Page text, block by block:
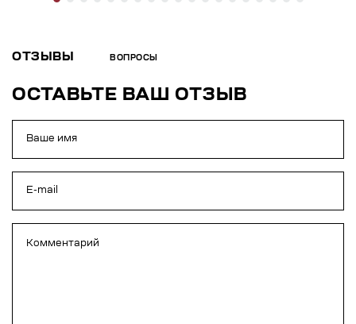
ОТЗЫВЫ ВОПРОСЫ
ОСТАВЬТЕ ВАШ ОТЗЫВ